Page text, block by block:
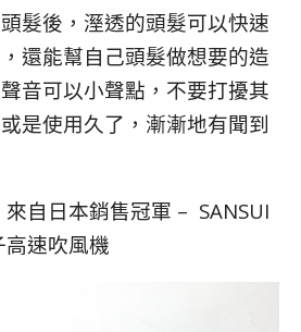
髮後，溼透的頭髮可以快速
還能幫自己頭髮做想要的造
音可以小聲點，不要打擾其
是使用久了，漸漸地有聞到
自日本銷售冠軍 – SANSUI
速吹風機